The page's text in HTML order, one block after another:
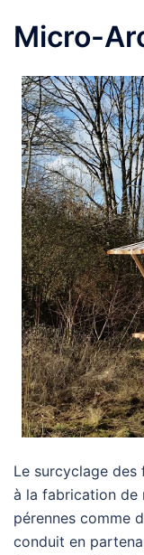
Micro-
Le surcyclage des
à la fabrication de
pérennes comme
conduit en